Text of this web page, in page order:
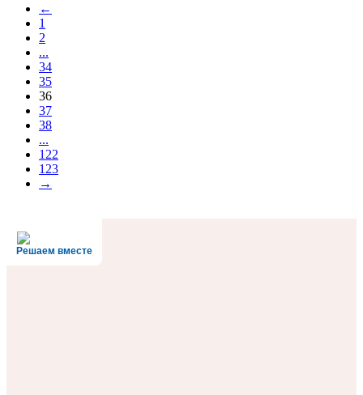
←
1
2
...
34
35
36
37
38
...
122
123
→
Решаем вместе